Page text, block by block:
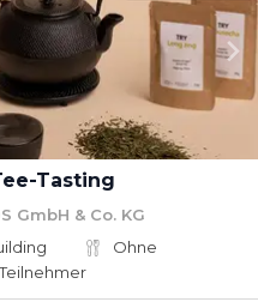
Tasting
GmbH & Co. KG
Ohne